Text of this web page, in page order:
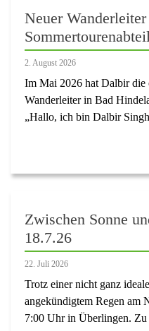
Neuer
2. August 2026
Im Mai 2026 hat Dalbir
Wanderleiter in Bad
„Hallo, ich bin Dalbir
Zwischen Sonne
18.7.26
22. Juli 2026
Trotz einer nicht ganz
angekündigtem Regen am
7:00 Uhr in Überlingen.